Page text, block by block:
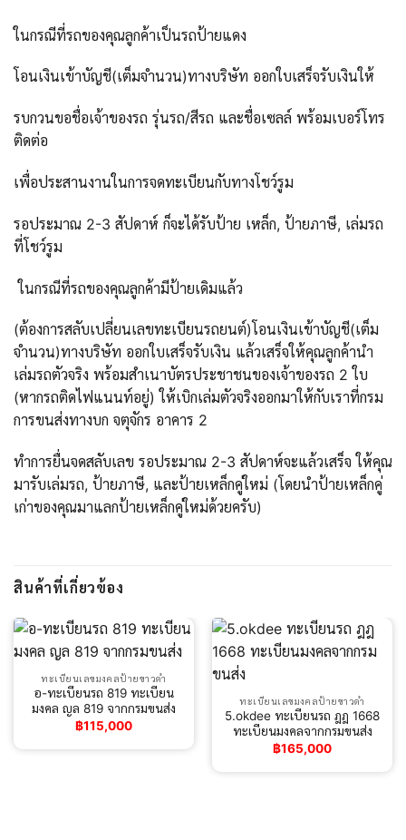
ในกรณีที่รถของคุณลูกค้าเป็นรถป้ายแดง
โอนเงินเข้าบัญชี(เต็มจำนวน)ทางบริษัท ออกใบเสร็จรับเงินให้
รบกวนขอชื่อเจ้าของรถ รุ่นรถ/สีรถ และชื่อเซลล์ พร้อมเบอร์โทร
ติดต่อ
เพื่อประสานงานในการจดทะเบียนกับทางโชว์รูม
รอประมาณ 2-3 สัปดาห์ ก็จะได้รับป้าย เหล็ก, ป้ายภาษี, เล่มรถ
ที่โชว์รูม
ในกรณีที่รถของคุณลูกค้ามีป้ายเดิมแล้ว
(ต้องการสลับเปลี่ยนเลขทะเบียนรถยนต์)โอนเงินเข้าบัญชี(เต็ม
จำนวน)ทางบริษัท ออกใบเสร็จรับเงิน แล้วเสร็จให้คุณลูกค้านำ
เล่มรถตัวจริง พร้อมสำเนาบัตรประชาชนของเจ้าของรถ 2 ใบ
(หากรถติดไฟแนนท์อยู่) ให้เบิกเล่มตัวจริงออกมาให้กับเราที่กรม
การขนส่งทางบก จตุจักร อาคาร 2
ทำการยื่นจดสลับเลข รอประมาณ 2-3 สัปดาห์จะแล้วเสร็จ ให้คุณ
มารับเล่มรถ, ป้ายภาษี, และป้ายเหล็กคู่ใหม่ (โดยนำป้ายเหล็กคู่
เก่าของคุณมาแลกป้ายเหล็กคู่ใหม่ด้วยครับ)
สินค้าที่เกี่ยวข้อง
ทะเบียนเลขมงคลป้ายขาวดำ
อ-ทะเบียนรถ 819 ทะเบียน
มงคล ญล 819 จากกรมขนส่ง
฿115,000
ทะเบียนเลขมงคลป้ายขาวดำ
5.okdee ทะเบียนรถ ฎฎ 1668
ทะเบียนมงคลจากกรมขนส่ง
฿165,000